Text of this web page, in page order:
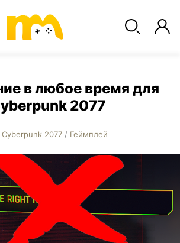
в любое время для
2077
Cyberpunk 2077 / Геймплей